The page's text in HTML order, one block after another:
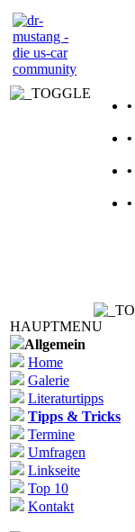
•
•
•
•
HAUPTMENU
Allgemein
Home
Galerie
Literaturtipps
Tipps & Tricks
Termine
Umfragen
Linkseite
Top 10
Kontakt